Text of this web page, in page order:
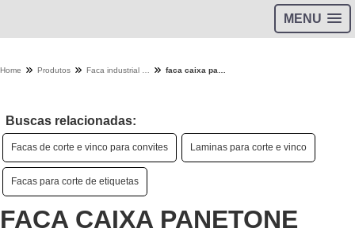
MENU
Home Produtos
Buscas relacionadas:
Facas de corte e vinco para convites Laminas para corte e vinco
Facas para corte de etiquetas
FACA CAIXA PANETONE